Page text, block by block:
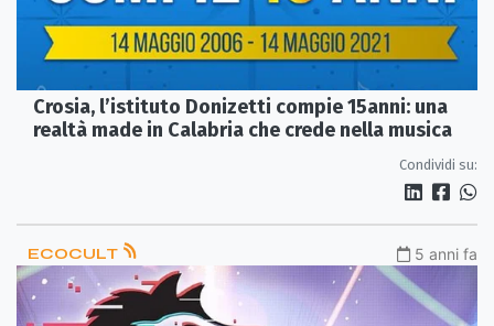
Crosia, l’istituto Donizetti compie 15anni: una
realtà made in Calabria che crede nella musica
Condividi su:
ECOCULT 5 anni fa